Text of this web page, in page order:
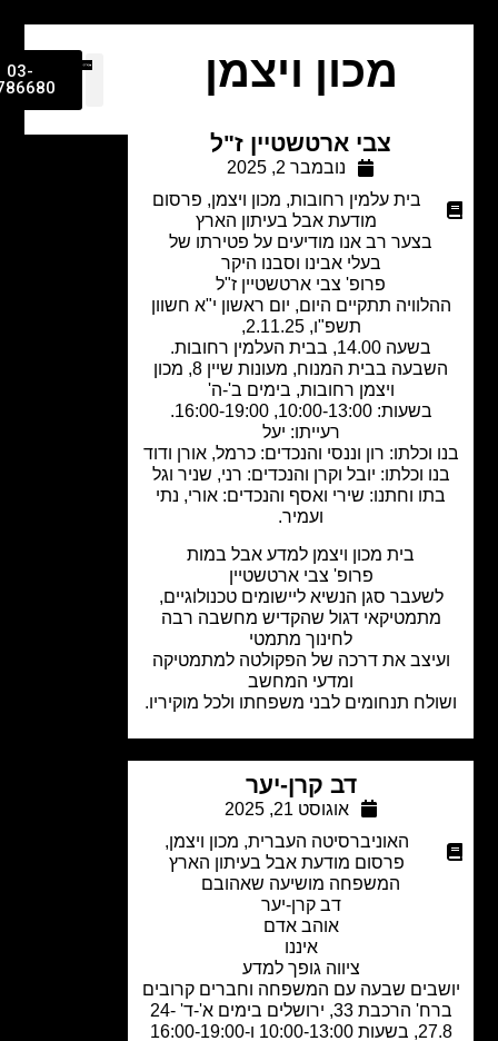
מכון ויצמן
צבי ארטשטיין ז"ל
נובמבר 2, 2025
בית עלמין רחובות ,מכון ויצמן,פרסום
מודעת אבל בעיתון הארץ
בצער רב אנו מודיעים על פטירתו של
בעלי אבינו וסבנו היקר
פרופ' צבי ארטשטיין ז"ל
תתקיים היום, יום ראשון י"א חשוון
השבעה בבית המנוח, מעונות שיין 8, מכון
ויצמן רחובות, בימים ב'-ה'
בשעות: 10:00-13:00, 16:00-19:00.
רעייתו: יעל
וכלתו: רון וננסי והנכדים: כרמל, אורן ודוד
וכלתו: יובל וקרן והנכדים: רני, שניר וגל
וחתנו: שירי ואסף והנכדים: אורי, נתי
בית מכון ויצמן למדע אבל במות
פרופ' צבי ארטשטיין
סגן הנשיא ליישומים טכנולוגיים,
מתמטיקאי דגול שהקדיש מחשבה רבה
לחינוך מתמטי
את דרכה של הפקולטה למתמטיקה
ומדעי המחשב
תנחומים לבני משפחתו ולכל מוקיריו.
דב קרן-יער
אוגוסט 21, 2025
האוניברסיטה העברית,מכון ויצמן,
פרסום מודעת אבל בעיתון הארץ
המשפחה מושיעה שאהובם
דב קרן-יער
אוהב אדם
ציווה גופך למדע
שבעה עם המשפחה וחברים קרובים
ברח' הרכבת 33, ירושלים בימים א'-ד' 24-
03-
9786680